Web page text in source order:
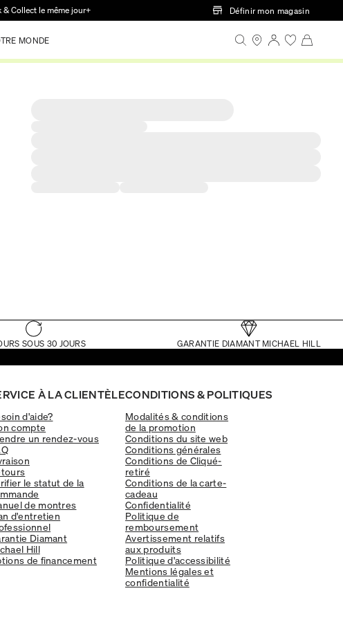
& Collect le même jour+ Définir mon magasin
MONDE
SOUS 30 JOURS GARANTIE DIAMANT MICHAEL HILL
À LA CLIENTÈLE
d'aide?
compte
un rendez-vous
le statut de la
de montres
d'entretien
Diamant
Hill
de financement
CONDITIONS & POLITIQUES
Modalités & conditions
de la promotion
Conditions du site web
Conditions générales
Conditions de Cliqué-
retiré
Conditions de la carte-
cadeau
Confidentialité
Politique de
remboursement
Avertissement relatifs
aux produits
Politique d'accessibilité
Mentions légales et
confidentialité